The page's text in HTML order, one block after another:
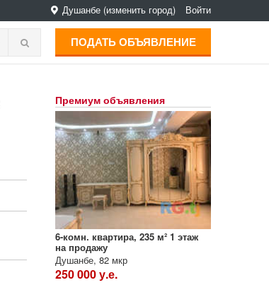
Душанбе (изменить город) Войти
ПОДАТЬ ОБЪЯВЛЕНИЕ
Премиум объявления
6-комн. квартира, 235 м² 1 этаж
на продажу
Душанбе, 82 мкр
250 000 у.е.